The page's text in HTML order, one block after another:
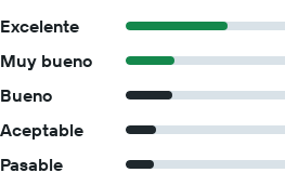
Excelente
Muy bueno
Bueno
Aceptable
Pasable